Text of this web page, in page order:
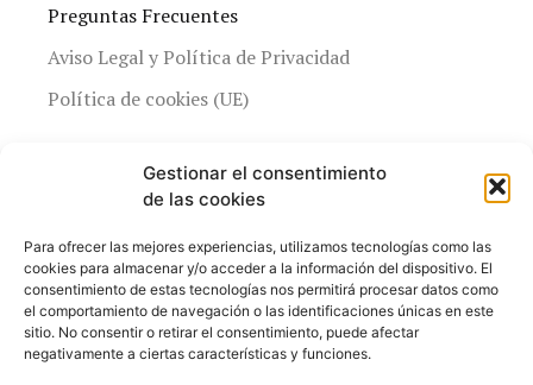
Gestionar el consentimiento
de las cookies
Para ofrecer las mejores experiencias, utilizamos tecnologías como las
cookies para almacenar y/o acceder a la información del dispositivo. El
consentimiento de estas tecnologías nos permitirá procesar datos como
el comportamiento de navegación o las identificaciones únicas en este
sitio. No consentir o retirar el consentimiento, puede afectar
negativamente a ciertas características y funciones.
Preguntas Frecuentes
Aviso Legal y Política de Privacidad
Política de cookies (UE)